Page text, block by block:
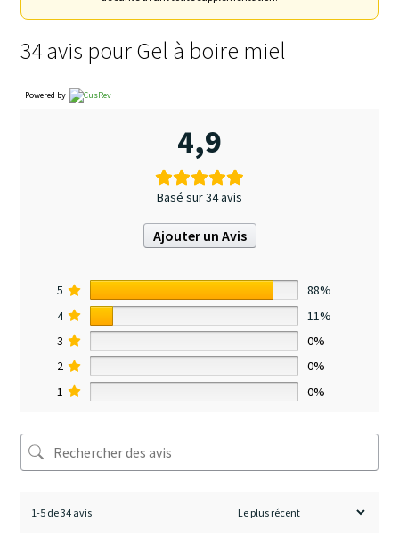
34 avis pourGel à boire miel
Powered by
4,9
Basé sur 34 avis
Ajouter un Avis
5
88%
4
11%
3
0%
2
0%
1
0%
1-5 de 34 avis